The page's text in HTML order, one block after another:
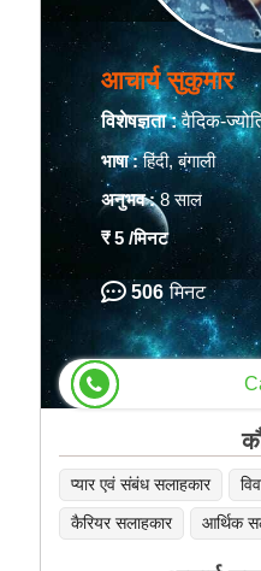
आचार्य सुकुमार
विशेषज्ञता :वैदिक-
भाषा :हिंदी, बंगाली
अनुभव :8 साल
₹ 5/मिनट
506 मिनट
प्यार एवं संबंध सलाहकार
कैरियर सलाहकार
आर्थिक